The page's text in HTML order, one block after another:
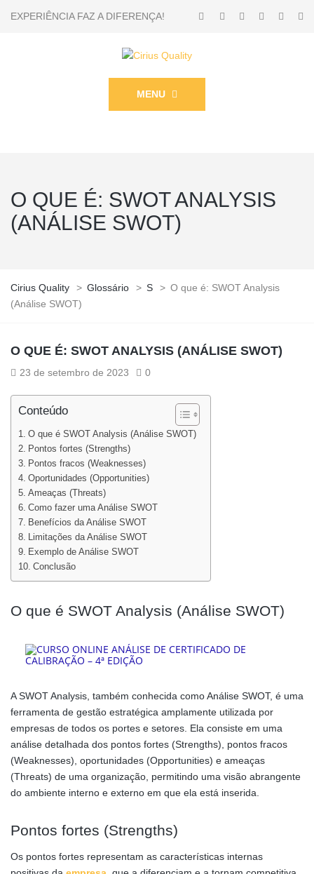
EXPERIÊNCIA FAZ A DIFERENÇA!
MENU
O QUE É: SWOT ANALYSIS
(ANÁLISE SWOT)
Cirius Quality > Glossário > S > O que é: SWOT Analysis
(Análise SWOT)
O QUE É: SWOT ANALYSIS (ANÁLISE SWOT)
23 de setembro de 2023 0
Conteúdo
O que é SWOT Analysis (Análise SWOT)
Pontos fortes (Strengths)
Pontos fracos (Weaknesses)
Oportunidades (Opportunities)
Ameaças (Threats)
Como fazer uma Análise SWOT
Benefícios da Análise SWOT
Limitações da Análise SWOT
Exemplo de Análise SWOT
Conclusão
O que é SWOT Analysis (Análise SWOT)
A SWOT Analysis, também conhecida como Análise SWOT, é uma
ferramenta de gestão estratégica amplamente utilizada por
empresas de todos os portes e setores. Ela consiste em uma
análise detalhada dos pontos fortes (Strengths), pontos fracos
(Weaknesses), oportunidades (Opportunities) e ameaças
(Threats) de uma organização, permitindo uma visão abrangente
do ambiente interno e externo em que ela está inserida.
Pontos fortes (Strengths)
Os pontos fortes representam as características internas